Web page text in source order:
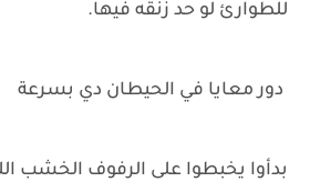
للطوارئ لو حد زنقه فيها.
دور معايا في الحيطان دي بسرعة
بدأوا يخبطوا على الرفوف الخشب